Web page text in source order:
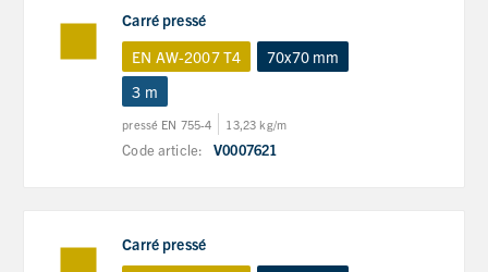
Carré pressé
EN AW-2007 T4
70x70 mm
3 m
pressé EN 755-4 13,23 kg/m
Code article: V0007621
Carré pressé